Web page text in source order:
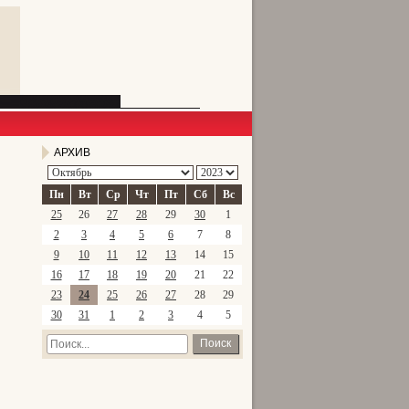
АРХИВ
Пн Вт Ср Чт Пт Сб
Вс
25
26 27 28 29 30
1
2
3 4 5 6 7
8
9
10 11 12 13 14
15
16
17 18 19 20 21
22
23
24 25 26 27 28
29
30
31 1 2 3 4 5
Поиск